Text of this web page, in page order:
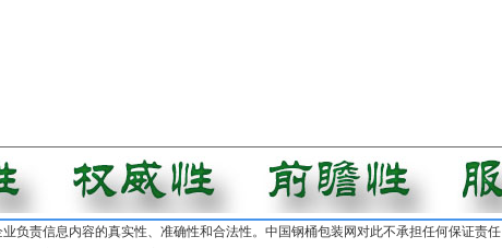
负责信息内容的真实性、准确性和合法性。中国钢桶包装网对此不承担任何保证责任